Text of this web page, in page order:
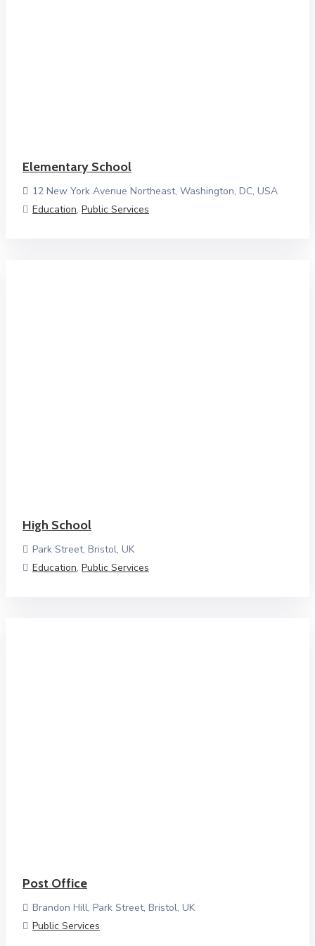
Elementary School
12 New York Avenue Northeast, Washington, DC, USA
Education, Public Services
High School
Park Street, Bristol, UK
Education, Public Services
Post Office
Brandon Hill, Park Street, Bristol, UK
Public Services